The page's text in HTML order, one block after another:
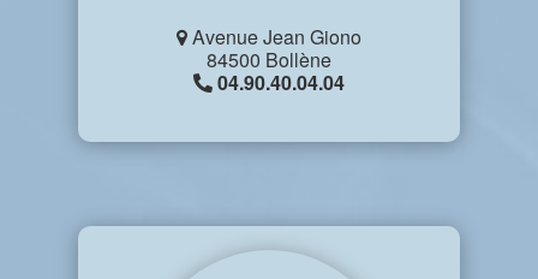
Avenue Jean Giono
84500 Bollène
04.90.40.04.04